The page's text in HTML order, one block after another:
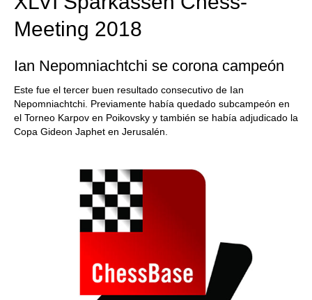
Meeting 2018
Ian Nepomniachtchi se corona campeón
Este fue el tercer buen resultado consecutivo de Ian
Nepomniachtchi. Previamente había quedado subcampeón en
el Torneo Karpov en Poikovsky y también se había adjudicado la
Copa Gideon Japhet en Jerusalén.